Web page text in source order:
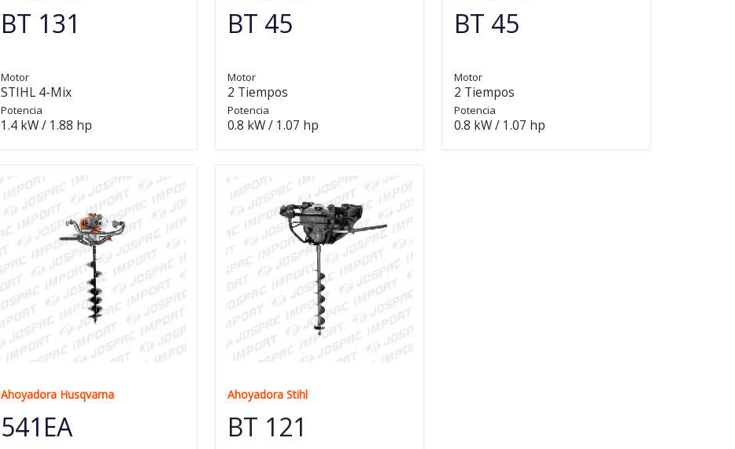
BT 131
Motor
STIHL 4-Mix
Potencia
1.4 kW / 1.88 hp
BT 45
Motor
2 Tiempos
Potencia
0.8 kW / 1.07 hp
BT 45
Motor
2 Tiempos
Potencia
0.8 kW / 1.07 hp
Ahoyadora Husqvarna
541EA
Ahoyadora Stihl
BT 121